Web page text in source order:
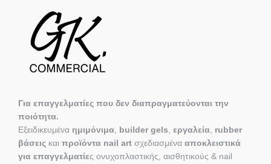
Για επαγγελματίες που δεν διαπραγματεύονται την
ποιότητα.
Εξειδικευμένα ημιμόνιμα builder gels εργαλεία rubber
βάσεις και προϊόντα nail art σχεδιασμένα αποκλειστικά
για επαγγελματίες ονυχοπλαστικής, αισθητικούς & nail